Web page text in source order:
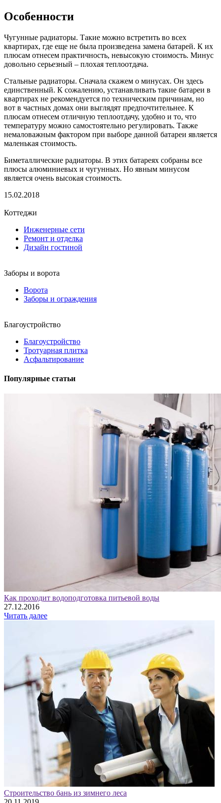
Особенности
Чугунные радиаторы. Такие можно встретить во всех
квартирах, где еще не была произведена замена батарей. К их
плюсам отнесем практичность, невысокую стоимость. Минус
довольно серьезный – плохая теплоотдача.
Стальные радиаторы. Сначала скажем о минусах. Он здесь
единственный. К сожалению, устанавливать такие батареи в
квартирах не рекомендуется по техническим причинам, но
вот в частных домах они выглядят предпочтительнее. К
плюсам отнесем отличную теплоотдачу, удобно и то, что
температуру можно самостоятельно регулировать. Также
немаловажным фактором при выборе данной батареи является
маленькая стоимость.
Биметаллические радиаторы. В этих батареях собраны все
плюсы алюминиевых и чугунных. Но явным минусом
является очень высокая стоимость.
15.02.2018
Коттеджи
Инженерные сети
Ремонт и отделка
Дизайн гостиной
Заборы и ворота
Ворота
Заборы и ограждения
Благоустройство
Благоустройство
Тротуарная плитка
Асфальтирование
Популярные статьи
Как проходит водоподготовка питьевой воды
27.12.2016
Читать далее
Строительство бань из зимнего леса